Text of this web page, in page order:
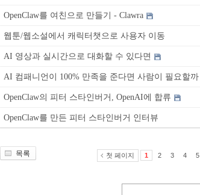
OpenClaw를 여친으로 만들기 - Clawra
웹툰/웹소설에서 캐릭터챗으로 사용자 이동
AI 영상과 실시간으로 대화할 수 있다면
AI 컴패니언이 100% 만족을 준다면 사람이 필요할까
OpenClaw의 피터 스타인버거, OpenAI에 합류
OpenClaw를 만든 피터 스타인버거 인터뷰
목록 첫 페이지 1 2 3 4 5